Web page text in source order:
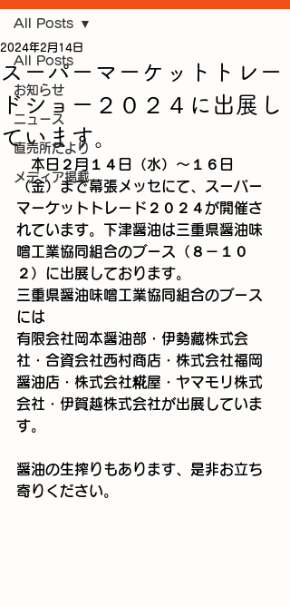
All Posts
お知らせ
ニュース
直売所だより
メディア掲載
All Posts
スーパーマーケットトレー
ドショー２０２４に出展し
ています。
2024年2月14日
本日２月１４日（水）～１６日
（金）まで幕張メッセにて、スーパー
マーケットトレード２０２４が開催さ
れています。下津醤油は三重県醤油味
噌工業協同組合のブース（８－１０
２）に出展しております。
三重県醤油味噌工業協同組合のブース
には
有限会社岡本醤油部・伊勢藏株式会
社・合資会社西村商店・株式会社福岡
醤油店・株式会社糀屋・ヤマモリ株式
会社・伊賀越株式会社が出展していま
す。
醤油の生搾りもあります、是非お立ち
寄りください。